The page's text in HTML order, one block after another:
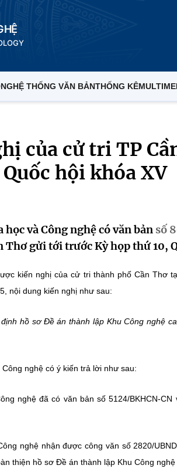
HỆ THỐNG VĂN BẢNTHỐNG KÊ
của cử tri TP
hội khóa XV
và Công nghệ có văn bản số
Thơ gửi tới trước Kỳ họp thứ 10,
kiến nghị của cử tri thành phố Cần Thơ
nội dung kiến nghị như sau:
hồ sơ Đề án thành lập Khu Công nghệ
nghệ có ý kiến trả lời như sau:
nghệ đã có văn bản số 5124/BKHCN-
nghệ nhận được công văn số 2820/
thiện hồ sơ Đề án thành lập Khu Công nghệ